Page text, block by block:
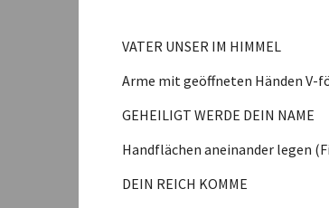
VATER UNSER IM HIMMEL
Arme mit geöffneten Händen V-
GEHEILIGT WERDE DEIN NAME
Handflächen aneinander legen
DEIN REICH KOMME